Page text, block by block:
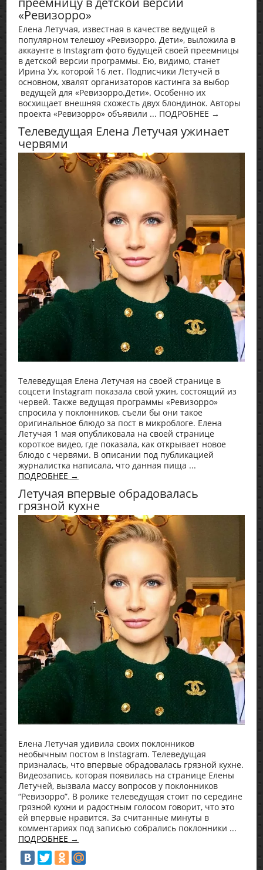
«Ревизорро»
Елена Летучая, известная в качестве ведущей в
популярном телешоу «Ревизорро. Дети», выложила в
аккаунте в Instagram фото будущей своей преемницы
в детской версии программы. Ею, видимо, станет
Ирина Ух, которой 16 лет. Подписчики Летучей в
основном, хвалят организаторов кастинга за выбор
ведущей для «Ревизорро.Дети». Особенно их
восхищает внешняя схожесть двух блондинок. Авторы
проекта «Ревизорро» объявили ... ПОДРОБНЕЕ →
Телеведущая Елена Летучая ужинает
червями
Телеведущая Елена Летучая на своей странице в
соцсети Instagram показала свой ужин, состоящий из
червей. Также ведущая программы «Ревизорро»
спросила у поклонников, съели бы они такое
оригинальное блюдо за пост в микроблоге. Елена
Летучая 1 мая опубликовала на своей странице
короткое видео, где показала, как открывает новое
блюдо с червями. В описании под публикацией
журналистка написала, что данная пища ...
ПОДРОБНЕЕ →
Летучая впервые обрадовалась
грязной кухне
Елена Летучая удивила своих поклонников
необычным постом в Instagram. Телеведущая
призналась, что впервые обрадовалась грязной кухне.
Видеозапись, которая появилась на странице Елены
Летучей, вызвала массу вопросов у поклонников
“Ревизорро”. В ролике телеведущая стоит по середине
грязной кухни и радостным голосом говорит, что это
ей впервые нравится. За считанные минуты в
комментариях под записью собрались поклонники ...
ПОДРОБНЕЕ →